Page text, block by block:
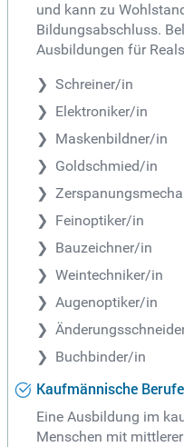
und kann zu
Bildungsabschluss.
Ausbildungen für
Schreiner/in
Elektroniker/in
Maskenbildner/in
Goldschmied/in
Feinoptiker/in
Bauzeichner/in
Weintechniker/in
Augenoptiker/in
Buchbinder/in
Kaufmännische Berufe
Eine Ausbildung im
Menschen mit